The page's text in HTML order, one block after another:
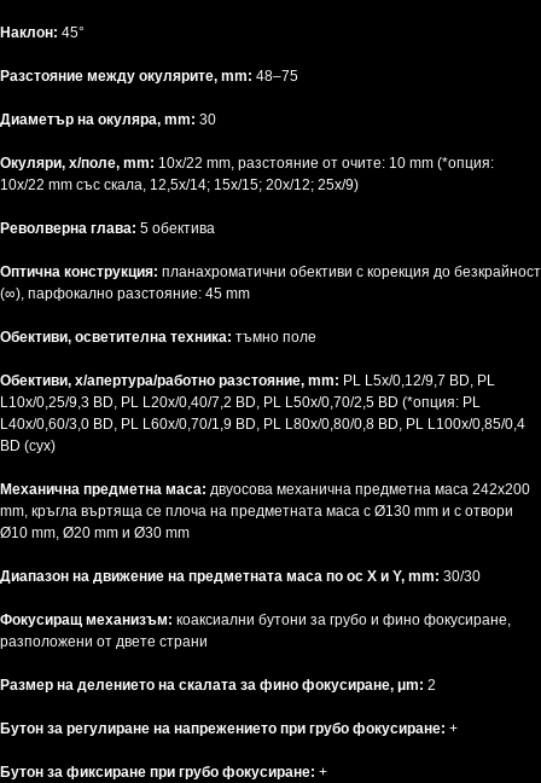
Наклон: 45°
Разстояние между окулярите, mm: 48–75
Диаметър на окуляра, mm: 30
Окуляри, x/поле, mm: 10х/22 mm, разстояние от очите: 10 mm (*опция:
10x/22 mm със скала, 12,5x/14; 15x/15; 20x/12; 25x/9)
Револверна глава: 5 обектива
Оптична конструкция: планахроматични обективи с корекция до безкрайност
(∞), парфокално разстояние: 45 mm
Обективи, осветителна техника: тъмно поле
Обективи, x/апертура/работно разстояние, mm: PL L5x/0,12/9,7 BD, PL
L10x/0,25/9,3 BD, PL L20x/0,40/7,2 BD, PL L50x/0,70/2,5 BD (*опция: PL
L40x/0,60/3,0 BD, PL L60x/0,70/1,9 BD, PL L80x/0,80/0,8 BD, PL L100x/0,85/0,4
BD (сух)
Механична предметна маса: двуосова механична предметна маса 242x200
mm, кръгла въртяща се плоча на предметната маса с Ø130 mm и с отвори
Ø10 mm, Ø20 mm и Ø30 mm
Диапазон на движение на предметната маса по ос X и Y, mm: 30/30
Фокусиращ механизъм: коаксиални бутони за грубо и фино фокусиране,
разположени от двете страни
Размер на делението на скалата за фино фокусиране, μm: 2
Бутон за регулиране на напрежението при грубо фокусиране: +
Бутон за фиксиране при грубо фокусиране: +